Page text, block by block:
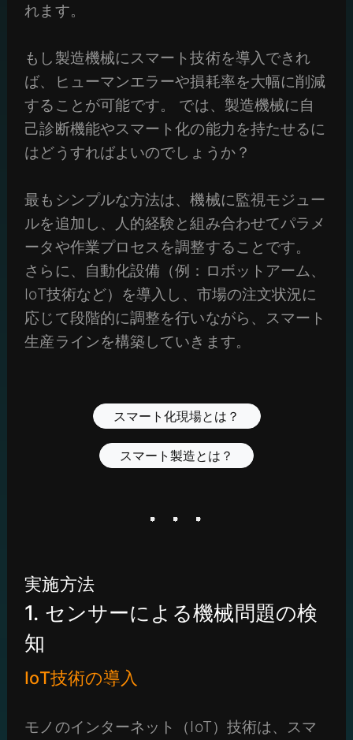
れます。
もし製造機械にスマート技術を導入できれ
ば、ヒューマンエラーや損耗率を大幅に削減
することが可能です。 では、製造機械に自
己診断機能やスマート化の能力を持たせるに
はどうすればよいのでしょうか？
最もシンプルな方法は、機械に監視モジュー
ルを追加し、人的経験と組み合わせてパラメ
ータや作業プロセスを調整することです。
さらに、自動化設備（例：ロボットアーム、
IoT技術など）を導入し、市場の注文状況に
応じて段階的に調整を行いながら、スマート
生産ラインを構築していきます。
スマート化現場とは？
スマート製造とは？
実施方法
1. センサーによる機械問題の検
知
IoT技術の導入
モノのインターネット（IoT）技術は、スマ